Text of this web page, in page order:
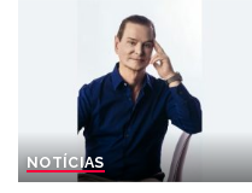
NOTÍCIAS